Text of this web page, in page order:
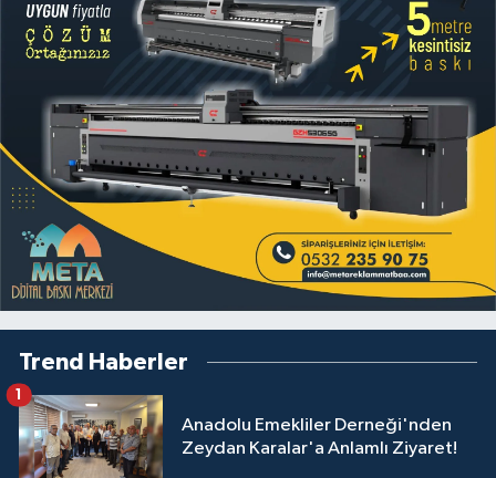
Trend Haberler
Anadolu Emekliler Derneği'nden
Zeydan Karalar'a Anlamlı Ziyaret!
1